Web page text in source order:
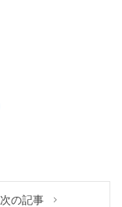
次の記事